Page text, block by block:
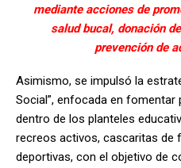
mediante acciones de
salud bucal, donación
prevención de
Asimismo, se impulsó la
Social”, enfocada en
dentro de los planteles
recreos activos, cascaritas de
deportivas, con el objetivo de